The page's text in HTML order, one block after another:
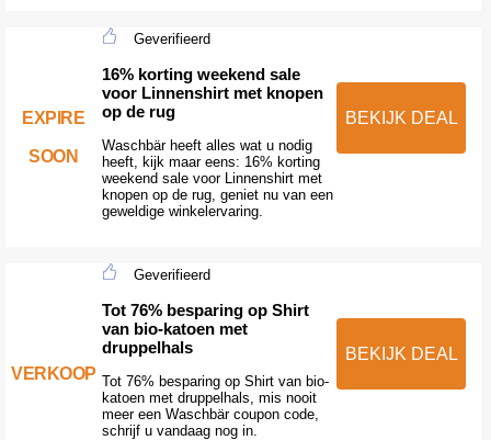
EXPIRE
SOON
Geverifieerd
16% korting weekend sale
voor Linnenshirt met knopen
op de rug
Waschbär heeft alles wat u nodig
heeft, kijk maar eens: 16% korting
weekend sale voor Linnenshirt met
knopen op de rug, geniet nu van een
geweldige winkelervaring.
BEKIJK DEAL
VERKOOP
Geverifieerd
Tot 76% besparing op Shirt
van bio-katoen met
druppelhals
Tot 76% besparing op Shirt van bio-
katoen met druppelhals, mis nooit
meer een Waschbär coupon code,
schrijf u vandaag nog in.
BEKIJK DEAL